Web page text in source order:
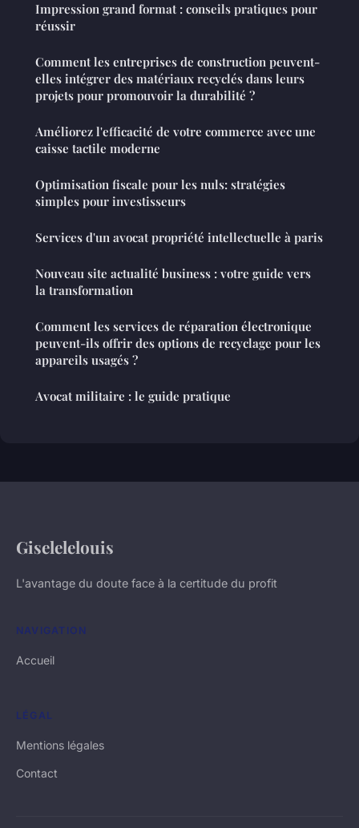
Impression grand format : conseils pratiques pour
réussir
Comment les entreprises de construction peuvent-
elles intégrer des matériaux recyclés dans leurs
projets pour promouvoir la durabilité ?
Améliorez l'efficacité de votre commerce avec une
caisse tactile moderne
Optimisation fiscale pour les nuls: stratégies
simples pour investisseurs
Services d'un avocat propriété intellectuelle à paris
Nouveau site actualité business : votre guide vers
la transformation
Comment les services de réparation électronique
peuvent-ils offrir des options de recyclage pour les
appareils usagés ?
Avocat militaire : le guide pratique
Giselelelouis
L'avantage du doute face à la certitude du profit
NAVIGATION
Accueil
LÉGAL
Mentions légales
Contact